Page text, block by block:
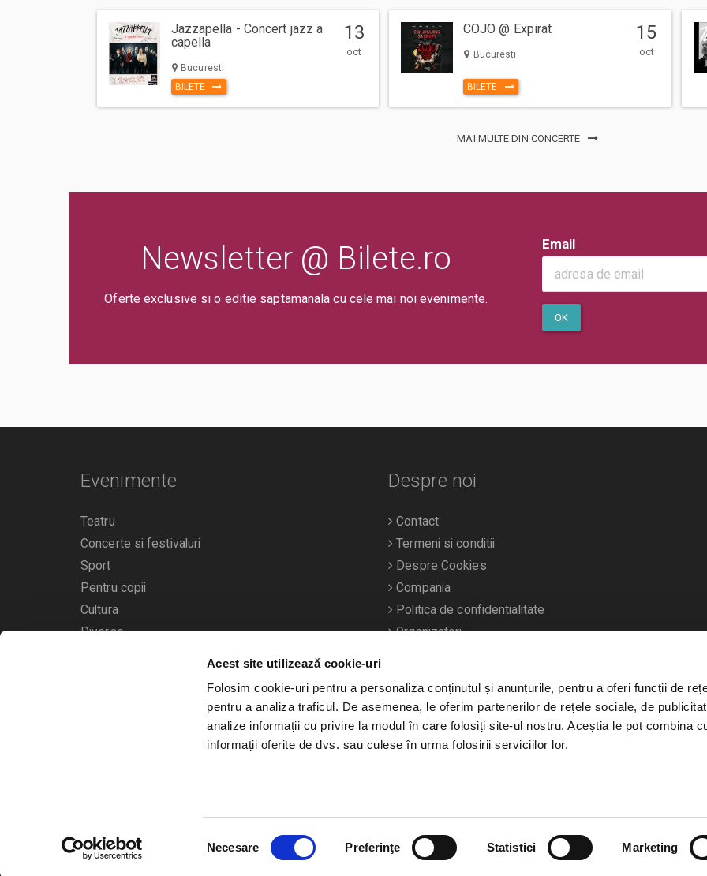
Acest site utilizează cookie-uri
Folosim cookie-uri pentru a personaliza conținutul și anunțurile, pentru a oferi funcții de
pentru a analiza traficul. De asemenea, le oferim partenerilor de rețele sociale, de
analize informații cu privire la modul în care folosiți site-ul nostru. Aceștia le pot combina
informații oferite de dvs. sau culese în urma folosirii serviciilor lor.
consimțământului
Necesare Preferinţe Statistici Marketing
Jazzapella - Concert jazz a
capella
Bucuresti
BILETE
13
oct
COJO @ Expirat
Bucuresti
BILETE
15
oct
MAI MULTE DIN CONCERTE
Newsletter @ Bilete.ro
Oferte exclusive si o editie saptamanala cu cele mai noi evenimente.
Email
OK
Evenimente
Teatru
Concerte si festivaluri
Sport
Pentru copii
Cultura
Diverse
Calendarul evenimentelor
Despre noi
Contact
Termeni si conditii
Despre Cookies
Compania
Politica de confidentialitate
Organizatori
Bilete.ro
A.N.P.C.
O.D.R.